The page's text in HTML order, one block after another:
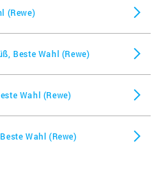
(Rewe)
Beste Wahl (Rewe)
Wahl (Rewe)
Wahl (Rewe)